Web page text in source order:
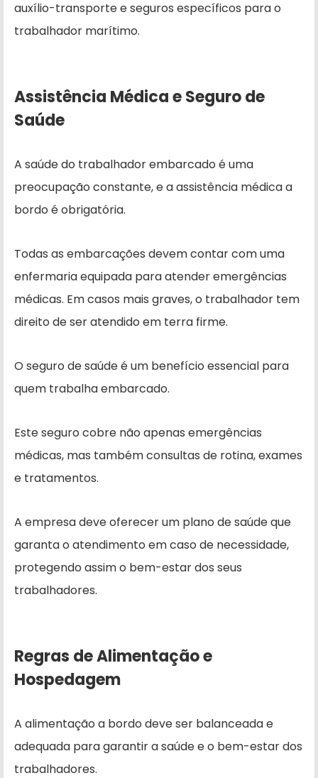
auxílio-transporte e seguros específicos para o
trabalhador marítimo.
Assistência Médica e Seguro de
Saúde
A saúde do trabalhador embarcado é uma
preocupação constante, e a assistência médica a
bordo é obrigatória.
Todas as embarcações devem contar com uma
enfermaria equipada para atender emergências
médicas. Em casos mais graves, o trabalhador tem
direito de ser atendido em terra firme.
O seguro de saúde é um benefício essencial para
quem trabalha embarcado.
Este seguro cobre não apenas emergências
médicas, mas também consultas de rotina, exames
e tratamentos.
A empresa deve oferecer um plano de saúde que
garanta o atendimento em caso de necessidade,
protegendo assim o bem-estar dos seus
trabalhadores.
Regras de Alimentação e
Hospedagem
A alimentação a bordo deve ser balanceada e
adequada para garantir a saúde e o bem-estar dos
trabalhadores.